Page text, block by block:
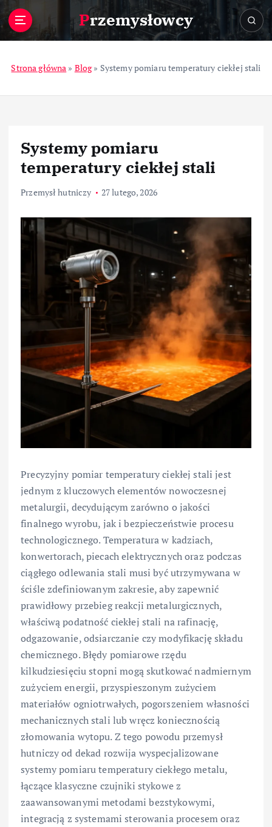
Przemysłowcy
Strona główna » Blog» Systemy pomiaru temperatury ciekłej stali
Systemy pomiaru
temperatury ciekłej stali
Przemysł hutniczy 27 lutego, 2026
Precyzyjny pomiar temperatury ciekłej stali jest
jednym z kluczowych elementów nowoczesnej
metalurgii, decydującym zarówno o jakości
finalnego wyrobu, jak i bezpieczeństwie procesu
technologicznego. Temperatura w kadziach,
konwertorach, piecach elektrycznych oraz podczas
ciągłego odlewania stali musi być utrzymywana w
ściśle zdefiniowanym zakresie, aby zapewnić
prawidłowy przebieg reakcji metalurgicznych,
właściwą podatność ciekłej stali na rafinację,
odgazowanie, odsiarczanie czy modyfikację składu
chemicznego. Błędy pomiarowe rzędu
kilkudziesięciu stopni mogą skutkować nadmiernym
zużyciem energii, przyspieszonym zużyciem
materiałów ogniotrwałych, pogorszeniem własności
mechanicznych stali lub wręcz koniecznością
złomowania wytopu. Z tego powodu przemysł
hutniczy od dekad rozwija wyspecjalizowane
systemy pomiaru temperatury ciekłego metalu,
łączące klasyczne czujniki stykowe z
zaawansowanymi metodami bezstykowymi,
integracją z systemami sterowania procesem oraz